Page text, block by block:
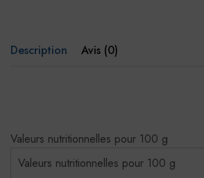
Description Avis (0)
Valeurs nutritionnelles pour 100 g
Valeurs nutritionnelles pour 100 g